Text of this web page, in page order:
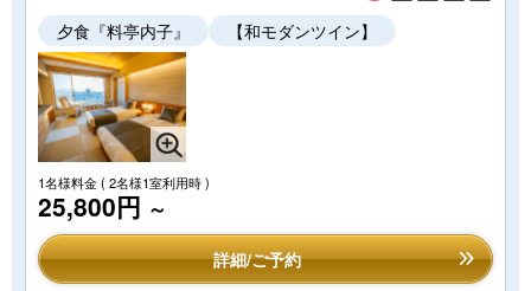
夕食『料亭内子』 【和モダンツイン】
1名様料金( 2名様1室利用時 )
25,800円 ～
詳細/ご予約